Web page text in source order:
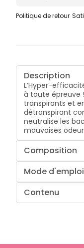
Politique de retour
Description
L’Hyper-
à toute épreuve
transpirants et
détranspirant
neutralise les
mauvaises
Composition
Mode d'emploi
Contenu